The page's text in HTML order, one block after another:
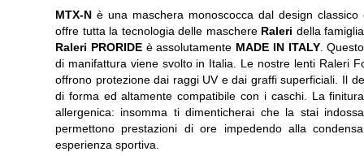
MTX-N è una maschera monoscocca dal design
offre tutta la tecnologia delle maschere Raleri della
Raleri PRORIDEè assolutamente MADE IN ITALY.
di manifattura viene svolto in Italia. Le nostre lenti Raleri
offrono protezione dai raggi UV e dai graffi superficiali. Il
di forma ed altamente compatibile con i caschi. La
allergenica: insomma ti dimenticherai che la stai
permettono prestazioni di ore impedendo alla
esperienza sportiva.